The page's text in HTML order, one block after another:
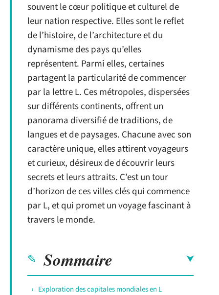
souvent le cœur politique et culturel de
leur nation respective. Elles sont le reflet
de l’histoire, de l’architecture et du
dynamisme des pays qu’elles
représentent. Parmi elles, certaines
partagent la particularité de commencer
par la lettre L. Ces métropoles, dispersées
sur différents continents, offrent un
panorama diversifié de traditions, de
langues et de paysages. Chacune avec son
caractère unique, elles attirent voyageurs
et curieux, désireux de découvrir leurs
secrets et leurs attraits. C’est un tour
d’horizon de ces villes clés qui commence
par L, et qui promet un voyage fascinant à
travers le monde.
Sommaire
Exploration des capitales mondiales en L